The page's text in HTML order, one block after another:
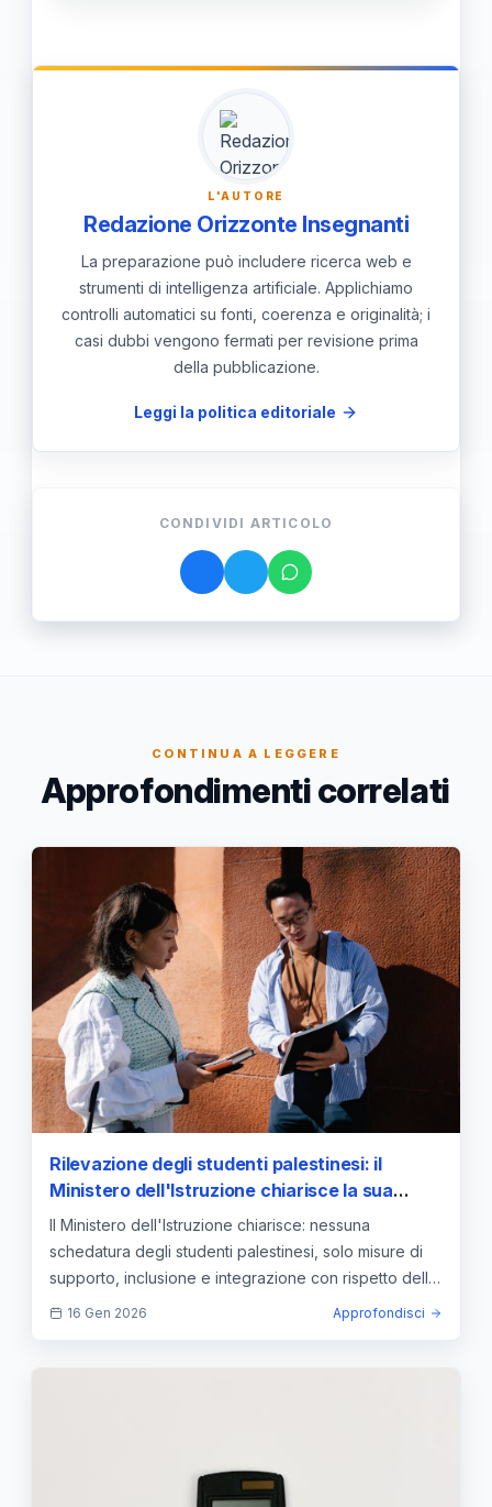
senza profilazioni o tracciamenti
individuali degli studenti.
L'AUTORE
Redazione Orizzonte Insegnanti
La preparazione può includere ricerca web e
strumenti di intelligenza artificiale. Applichiamo
controlli automatici su fonti, coerenza e originalità; i
casi dubbi vengono fermati per revisione prima
della pubblicazione.
Leggi la politica editoriale
CONDIVIDI ARTICOLO
CONTINUA A LEGGERE
Approfondimenti correlati
Rilevazione degli studenti palestinesi: il
Ministero dell'Istruzione chiarisce la sua
posizione
Il Ministero dell'Istruzione chiarisce: nessuna
schedatura degli studenti palestinesi, solo misure di
supporto, inclusione e integrazione con rispetto della
privacy.
16 Gen 2026 Approfondisci